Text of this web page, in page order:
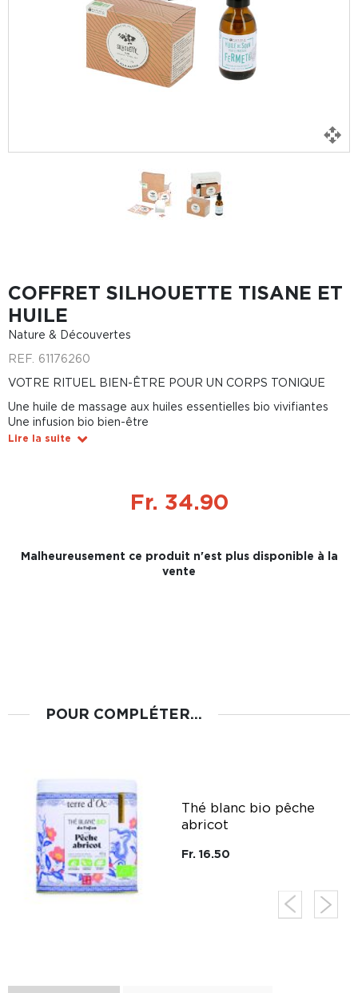
COFFRET SILHOUETTE TISANE ET
HUILE
Nature & Découvertes
REF. 61176260
VOTRE RITUEL BIEN-ÊTRE POUR UN CORPS TONIQUE
Une huile de massage aux huiles essentielles bio vivifiantes
Une infusion bio bien-être
Lire la suite
Fr. 34.90
Malheureusement ce produit n'est plus disponible à la
vente
POUR COMPLÉTER...
Thé blanc bio pêche
abricot
Fr. 16.50